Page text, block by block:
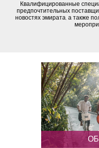
Квалифицированные
предпочтительных
новостях эмирата, а также